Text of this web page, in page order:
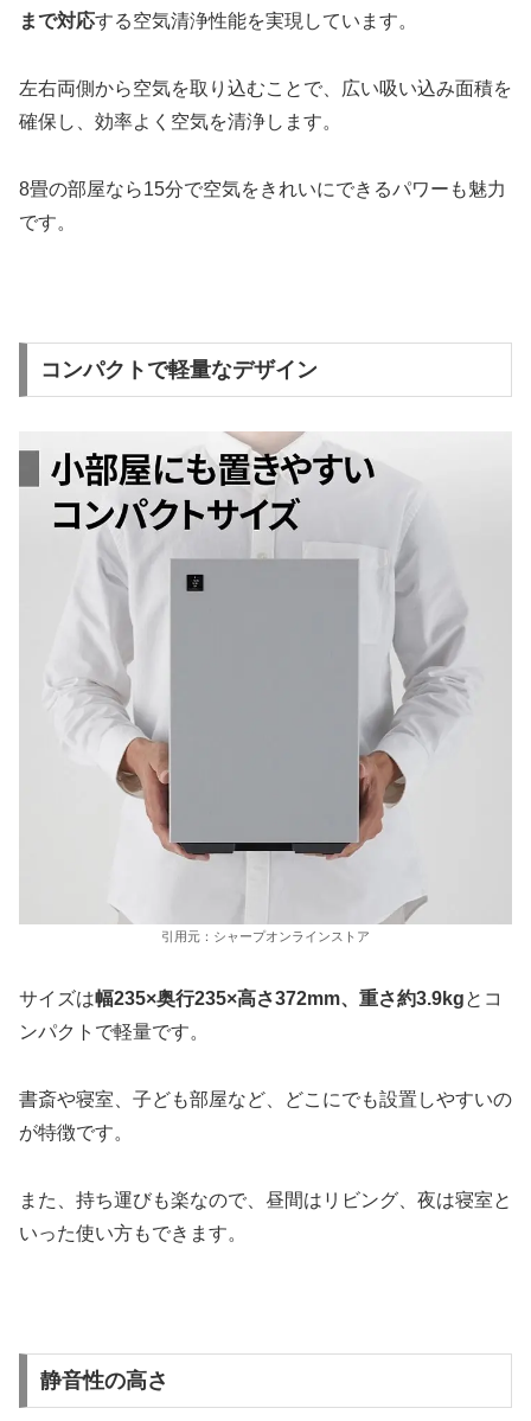
まで対応する空気清浄性能を実現しています。
左右両側から空気を取り込むことで、広い吸い込み面積を
確保し、効率よく空気を清浄します。
8畳の部屋なら15分で空気をきれいにできるパワーも魅力
です。
コンパクトで軽量なデザイン
引用元：シャープオンラインストア
サイズは幅235×奥行235×高さ372mm、重さ約3.9kgとコ
ンパクトで軽量です。
書斎や寝室、子ども部屋など、どこにでも設置しやすいの
が特徴です。
また、持ち運びも楽なので、昼間はリビング、夜は寝室と
いった使い方もできます。
静音性の高さ